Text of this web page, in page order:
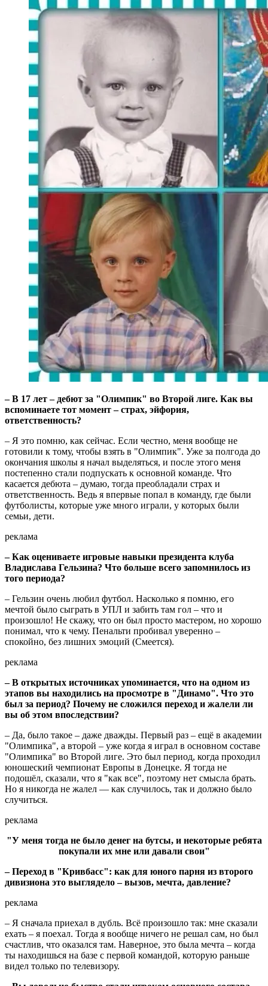
– В 17 лет – дебют за "Олимпик" во Второй лиге. Как вы
вспоминаете тот момент – страх, эйфория,
ответственность?
– Я это помню, как сейчас. Если честно, меня вообще не
готовили к тому, чтобы взять в "Олимпик". Уже за полгода до
окончания школы я начал выделяться, и после этого меня
постепенно стали подпускать к основной команде. Что
касается дебюта – думаю, тогда преобладали страх и
ответственность. Ведь я впервые попал в команду, где были
футболисты, которые уже много играли, у которых были
семьи, дети.
реклама
– Как оцениваете игровые навыки президента клуба
Владислава Гельзина? Что больше всего запомнилось из
того периода?
– Гельзин очень любил футбол. Насколько я помню, его
мечтой было сыграть в УПЛ и забить там гол – что и
произошло! Не скажу, что он был просто мастером, но хорошо
понимал, что к чему. Пенальти пробивал уверенно –
спокойно, без лишних эмоций (Смеется).
реклама
– В открытых источниках упоминается, что на одном из
этапов вы находились на просмотре в "Динамо". Что это
был за период? Почему не сложился переход и жалели ли
вы об этом впоследствии?
– Да, было такое – даже дважды. Первый раз – ещё в академии
"Олимпика", а второй – уже когда я играл в основном составе
"Олимпика" во Второй лиге. Это был период, когда проходил
юношеский чемпионат Европы в Донецке. Я тогда не
подошёл, сказали, что я "как все", поэтому нет смысла брать.
Но я никогда не жалел — как случилось, так и должно было
случиться.
реклама
"У меня тогда не было денег на бутсы, и некоторые ребята
покупали их мне или давали свои"
– Переход в "Кривбасс": как для юного парня из второго
дивизиона это выглядело – вызов, мечта, давление?
реклама
– Я сначала приехал в дубль. Всё произошло так: мне сказали
ехать – я поехал. Тогда я вообще ничего не решал сам, но был
счастлив, что оказался там. Наверное, это была мечта – когда
ты находишься на базе с первой командой, которую раньше
видел только по телевизору.